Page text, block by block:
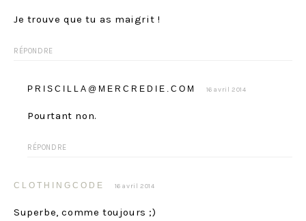
Je trouve que tu as maigrit !
RÉPONDRE
PRISCILLA@MERCREDIE.COM 16 avril 2014
Pourtant non.
RÉPONDRE
CLOTHINGCODE 16 avril 2014
Superbe, comme toujours ;)